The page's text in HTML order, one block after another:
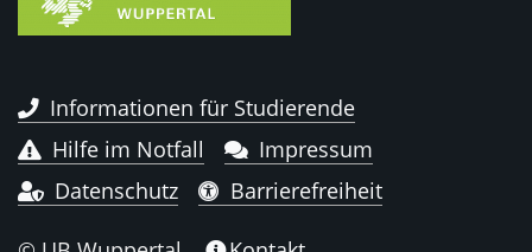
Informationen für Studierende
Hilfe im Notfall
Impressum
Datenschutz
Barrierefreiheit